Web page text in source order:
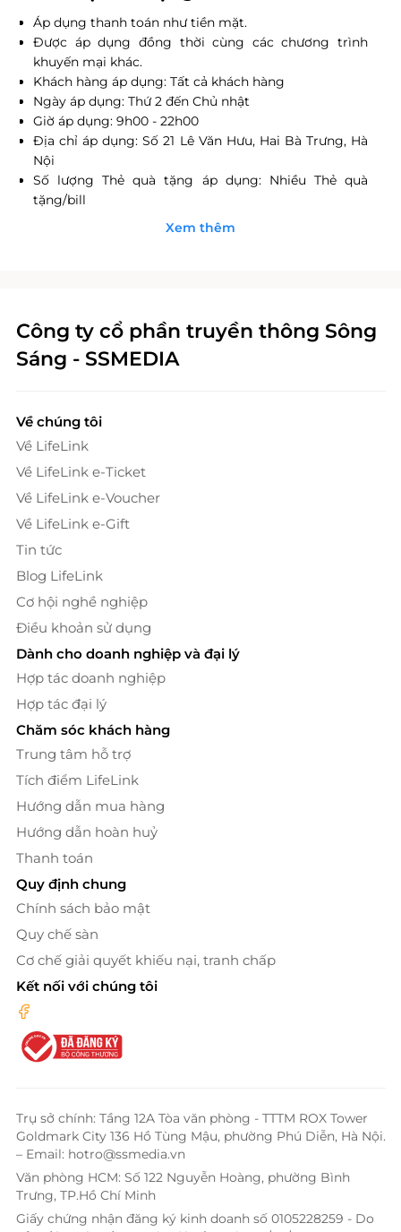
Áp dụng thanh toán như tiền mặt.
Được áp dụng đồng thời cùng các chương trình
khuyến mại khác.
Khách hàng áp dụng: Tất cả khách hàng
Ngày áp dụng: Thứ 2 đến Chủ nhật
Giờ áp dụng: 9h00 - 22h00
Địa chỉ áp dụng: Số 21 Lê Văn Hưu, Hai Bà Trưng, Hà
Nội
Số lượng Thẻ quà tặng áp dụng: Nhiều Thẻ quà
tặng/bill
Khách hàng vui lòng liên hệ trước khi đến sử dụng
thành tiền mặt, không trả lại tiền thừa.
Mã quà tặng LifeLink không có giá trị quy đổi thành
tiền mặt, không hoàn tiền thừa và không được yêu
Xem thêm
Công ty cổ phần truyền thông Sông
Sáng - SSMEDIA
Về chúng tôi
Về LifeLink
Về LifeLink e-Ticket
Về LifeLink e-Voucher
Về LifeLink e-Gift
Tin tức
Blog LifeLink
Cơ hội nghề nghiệp
Điều khoản sử dụng
Dành cho doanh nghiệp và đại lý
Hợp tác doanh nghiệp
Hợp tác đại lý
Chăm sóc khách hàng
Trung tâm hỗ trợ
Tích điểm LifeLink
Hướng dẫn mua hàng
Hướng dẫn hoàn huỷ
Thanh toán
Quy định chung
Chính sách bảo mật
Quy chế sàn
Cơ chế giải quyết khiếu nại, tranh chấp
Kết nối với chúng tôi
Trụ sở chính: Tầng 12A Tòa văn phòng - TTTM ROX Tower
Goldmark City 136 Hồ Tùng Mậu, phường Phú Diễn, Hà Nội.
– Email: hotro@ssmedia.vn
Văn phòng HCM: Số 122 Nguyễn Hoàng, phường Bình
Trưng, TP.Hồ Chí Minh
Giấy chứng nhận đăng ký kinh doanh số 0105228259 - Do